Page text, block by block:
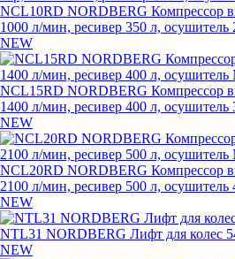
NCL10RD NORDBERG Компрессор
1000 л/мин, ресивер 350 л, осушитель
NEW
NCL15RD NORDBERG Компрессор
1400 л/мин, ресивер 400 л, осушитель
NEW
NCL20RD NORDBERG Компрессор
2100 л/мин, ресивер 500 л, осушитель
NEW
NTL31 NORDBERG Лифт для колес
NEW